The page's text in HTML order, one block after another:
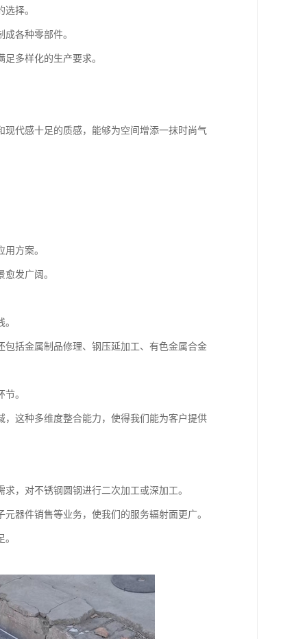
择。
各种零部件。
多样化的生产要求。
代感十足的质感，能够为空间增添一抹时尚气
方案。
发广阔。
括金属制品修理、钢压延加工、有色金属合金
。
这种多维度整合能力，使得我们能为客户提供
，对不锈钢圆钢进行二次加工或深加工。
器件销售等业务，使我们的服务辐射面更广。